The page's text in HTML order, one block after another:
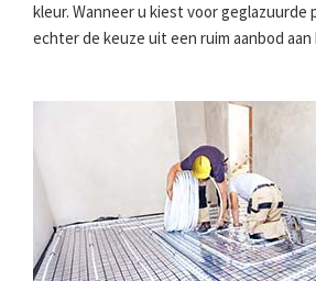
kleur. Wanneer u kiest voor geglazuurde
echter de keuze uit een ruim aanbod aan